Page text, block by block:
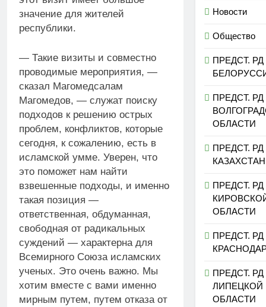
значение для жителей
республики.
— Такие визиты и совместно
проводимые мероприятия, —
сказал Магомедсалам
Магомедов, — служат поиску
подходов к решению острых
проблем, конфликтов, которые
сегодня, к сожалению, есть в
исламской умме. Уверен, что
это поможет нам найти
взвешенные подходы, и именно
такая позиция —
ответственная, обдуманная,
свободная от радикальных
суждений — характерна для
Всемирного Союза исламских
ученых. Это очень важно. Мы
хотим вместе с вами именно
мирным путем, путем отказа от
Новости
Общество
ПРЕДСТ. РД
ПРЕДСТ. РД
ОБЛАСТИ
ПРЕДСТ. РД
ПРЕДСТ. РД
ОБЛАСТИ
ПРЕДСТ. РД
ПРЕДСТ. РД
ЛИПЕЦКОЙ
ОБЛАСТИ